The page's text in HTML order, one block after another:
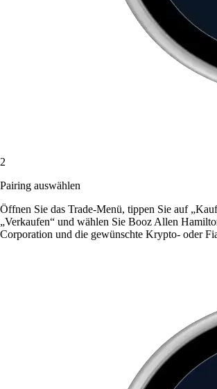
2
Pairing auswählen
Öffnen Sie das Trade-Menü, tippen Sie auf
„Verkaufen“ und wählen Sie Booz Allen
Corporation und die gewünschte Krypto- oder